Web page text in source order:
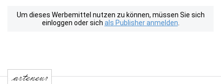
Um dieses Werbemittel nutzen zu können, müssen Sie sich
einloggen oder sich als Publisher anmelden